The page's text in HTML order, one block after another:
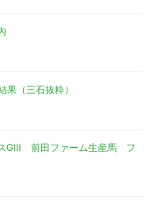
果（三石抜粋）
スGⅢ 前田ファーム生産馬 フ